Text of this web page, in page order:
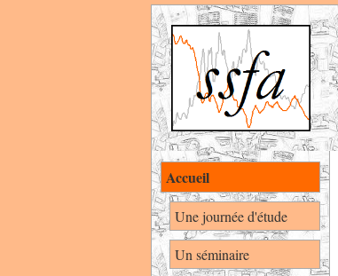
Accueil
Une journée d'étude
Un séminaire